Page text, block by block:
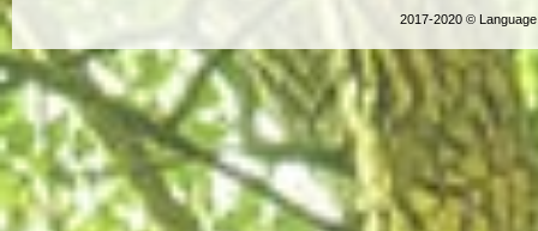
2017-2020 ©